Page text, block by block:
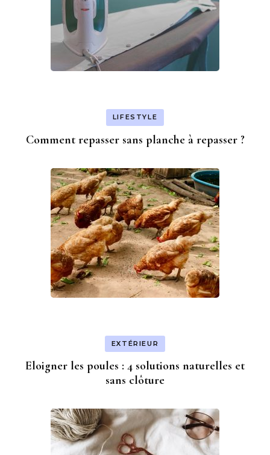
LIFESTYLE
Comment repasser sans planche à repasser ?
EXTÉRIEUR
Eloigner les poules : 4 solutions naturelles et
sans clôture